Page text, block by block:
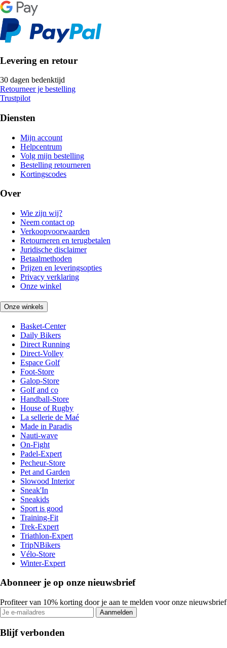
Levering en retour
30 dagen bedenktijd
Retourneer je bestelling
Trustpilot
Diensten
Mijn account
Helpcentrum
Volg mijn bestelling
Bestelling retourneren
Kortingscodes
Over
Wie zijn wij?
Neem contact op
Verkoopvoorwaarden
Retourneren en terugbetalen
Juridische disclaimer
Betaalmethoden
Prijzen en leveringsopties
Privacy verklaring
Onze winkel
Onze winkels
Basket-Center
Daily Bikers
Direct Running
Direct-Volley
Espace Golf
Foot-Store
Galop-Store
Golf and co
Handball-Store
House of Rugby
La sellerie de Maé
Made in Paradis
Nauti-wave
On-Fight
Padel-Expert
Pecheur-Store
Pet and Garden
Slowood Interior
Sneak'In
Sneakids
Sport is good
Training-Fit
Trek-Expert
Triathlon-Expert
TripNBikers
Vélo-Store
Winter-Expert
Abonneer je op onze nieuwsbrief
Profiteer van 10% korting door je aan te melden voor onze nieuwsbrief
Aanmelden
Blijf verbonden